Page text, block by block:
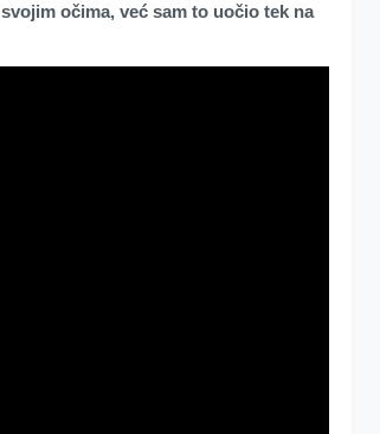
očima, već sam to uočio tek na